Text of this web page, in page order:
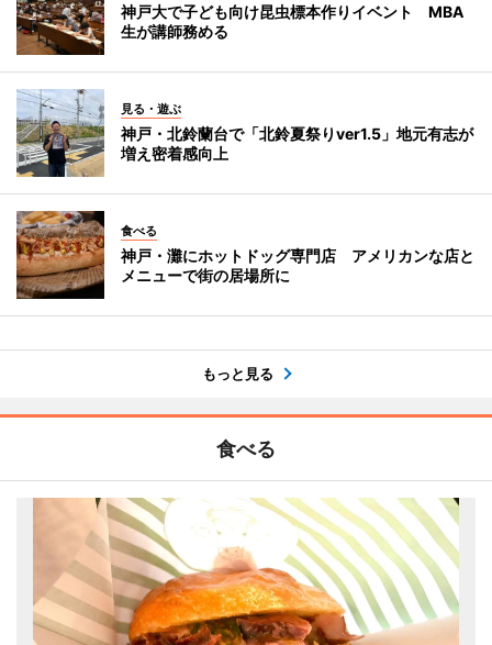
神戸大で子ども向け昆虫標本作りイベント MBA
生が講師務める
見る・遊ぶ
神戸・北鈴蘭台で「北鈴夏祭りver1.5」地元有志が
増え密着感向上
食べる
神戸・灘にホットドッグ専門店 アメリカンな店と
メニューで街の居場所に
もっと見る
食べる